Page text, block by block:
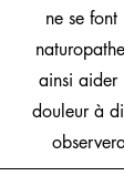
ne se
ainsi aider
douleur à